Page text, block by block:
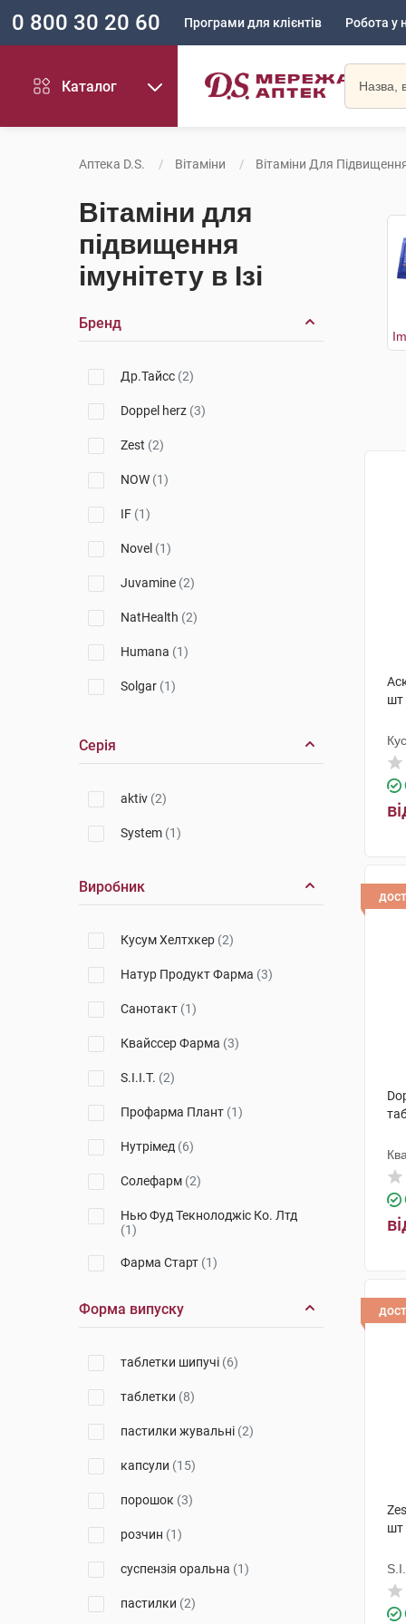
0 800 30 20 60 Програми для клієнтів Робота у
Каталог
Аптека D.S. Вітаміни Вітаміни Для Підвищення
Вітаміни для
підвищення
імунітету в Ізі
Бренд
Др.Тайсс (2)
Doppel herz (3)
Zest (2)
NOW (1)
IF (1)
Novel (1)
Juvamine (2)
NatHealth (2)
Humana (1)
Solgar (1)
Серія
aktiv (2)
System (1)
Виробник
Кусум Хелтхкер (2)
Натур Продукт Фарма (3)
Санотакт (1)
Квайссер Фарма (3)
S.I.I.T. (2)
Профарма Плант (1)
Нутрімед (6)
Солефарм (2)
Нью Фуд Текнолоджіс Ко. Лтд
(1)
Фарма Старт (1)
Нов Фудс(1)
Озимук Фарм(1)
Маклеодс Фармасьютикалс
Новелті Фарма ГДД СА
Чарлі ПП(1)
Іннофарма(1)
Мастер Фарм Польска
ЕргоФарма(1)
Фіторія(1)
Форма випуску
таблетки шипучі (6)
таблетки (8)
пастилки жувальні (2)
капсули (15)
порошок (3)
розчин (1)
суспензія оральна (1)
пастилки (2)
шт
шт